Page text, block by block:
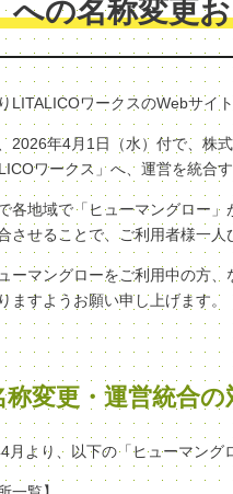
への名称変更
LITALICOワークスのWebサイ
2026年4月1日（水）付で、株
ワークス」へ、運営を統合
各地域で「ヒューマングロー
させることで、ご利用者様一
ーマングローをご利用中の方
ますようお願い申し上げます。
称変更・運営統合
月より、以下の「ヒューマング